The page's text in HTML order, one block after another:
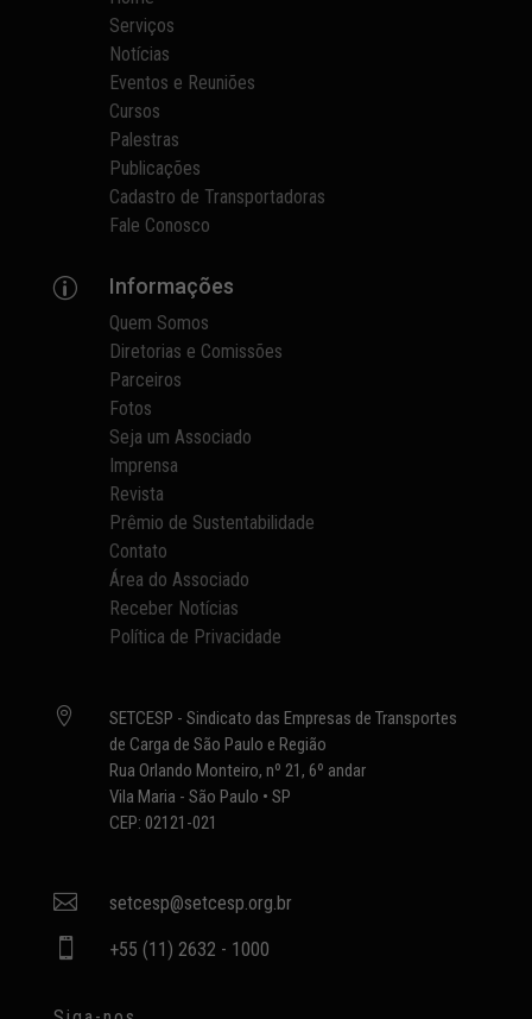
Serviços
Notícias
Eventos e Reuniões
Cursos
Palestras
Publicações
Cadastro de Transportadoras
Fale Conosco
p Informações
Quem Somos
Diretorias e Comissões
Parceiros
Fotos
Seja um Associado
Imprensa
Revista
Prêmio de Sustentabilidade
Contato
Área do Associado
Receber Notícias
Política de Privacidade

SETCESP - Sindicato das Empresas de Transportes
de Carga de São Paulo e Região
Rua Orlando Monteiro, nº 21, 6º andar
Vila Maria - São Paulo • SP
CEP: 02121-021
 setcesp@setcesp.org.br
 +55 (11) 2632 - 1000